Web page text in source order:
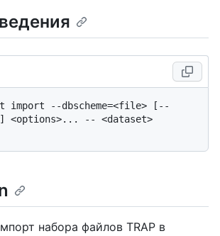
import --dbscheme=<file> [--
<options>... -- <dataset>
набора файлов TRAP в